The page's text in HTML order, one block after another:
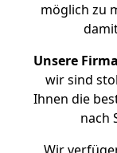
möglich zu
Unsere
wir sind
Ihnen die
nach